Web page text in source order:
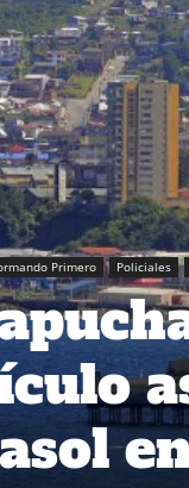
Primero Policiales